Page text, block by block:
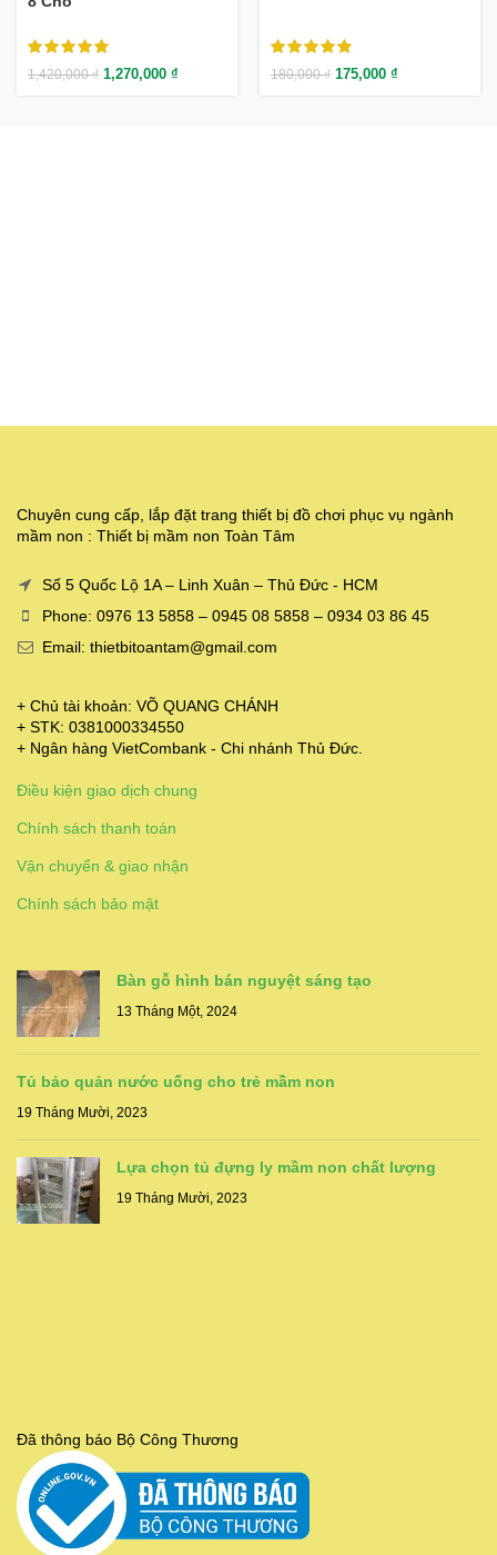
1,420,000₫ 1,270,000 ₫ 180,000₫ 175,000 ₫
Chuyên cung cấp, lắp đặt trang thiết bị đồ chơi phục vụ ngành
mầm non : Thiết bị mầm non Toàn Tâm
Số 5 Quốc Lộ 1A – Linh Xuân – Thủ Đức - HCM
Phone: 0976 13 5858 – 0945 08 5858 – 0934 03 86 45
Email: thietbitoantam@gmail.com
+ Chủ tài khoản: VÕ QUANG CHÁNH
+ STK: 0381000334550
+ Ngân hàng VietCombank - Chi nhánh Thủ Đức.
Điều kiện giao dịch chung
Chính sách thanh toán
Vận chuyển & giao nhận
Chính sách bảo mật
Bàn gỗ hình bán nguyệt sáng tạo
13 Tháng Một, 2024
Tủ bảo quản nước uống cho trẻ mầm non
19 Tháng Mười, 2023
Lựa chọn tủ đựng ly mầm non chất lượng
19 Tháng Mười, 2023
Đã thông báo Bộ Công Thương